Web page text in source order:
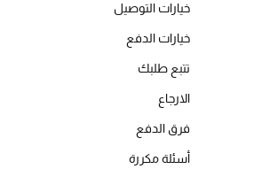
خيارات التوصيل
خيارات الدفع
تتبع طلبك
الارجاع
فرق الدفع
أسئلة مكررة